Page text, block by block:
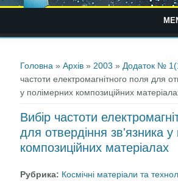
Головна »Архів » 2003 » Додаток №
частоти електромагнітного поля для
у полімерних композиційних
Вибір частоти
для отвердіння зв'язника у
композиційних матеріалах
Рубрика: Космічні матеріали та